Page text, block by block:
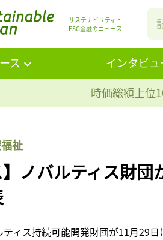
サステナビリティ・
ESG金融のニュース
ス インタビュ
時価総額上位
祉
】ノバルティス財
ィス持続可能開発財団が11月29